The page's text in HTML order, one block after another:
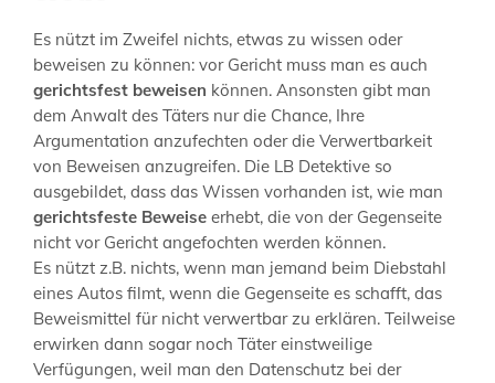
Es nützt im Zweifel nichts, etwas zu wissen oder
beweisen zu können: vor Gericht muss man es auch
gerichtsfest beweisen können. Ansonsten gibt man
dem Anwalt des Täters nur die Chance, Ihre
Argumentation anzufechten oder die Verwertbarkeit
von Beweisen anzugreifen. Die LB Detektive so
ausgebildet, dass das Wissen vorhanden ist, wie man
gerichtsfeste Beweise erhebt, die von der Gegenseite
nicht vor Gericht angefochten werden können.
Es nützt z.B. nichts, wenn man jemand beim Diebstahl
eines Autos filmt, wenn die Gegenseite es schafft, das
Beweismittel für nicht verwertbar zu erklären. Teilweise
erwirken dann sogar noch Täter einstweilige
Verfügungen, weil man den Datenschutz bei der